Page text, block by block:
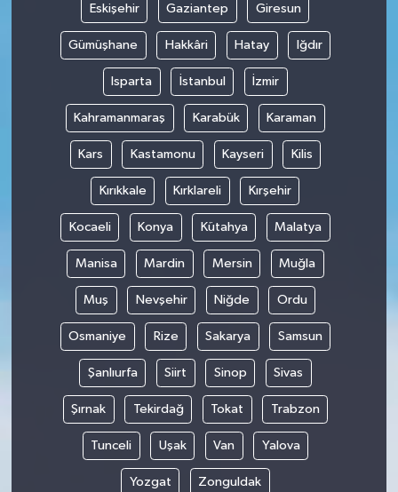
Eskişehir Gaziantep Giresun
Gümüşhane Hakkâri Hatay Iğdır
Isparta İstanbul İzmir
Kahramanmaraş Karabük Karaman
Kars Kastamonu Kayseri Kilis
Kırıkkale Kırklareli Kırşehir
Kocaeli Konya Kütahya Malatya
Manisa Mardin Mersin Muğla
Muş Nevşehir Niğde Ordu
Osmaniye Rize Sakarya Samsun
Şanlıurfa Siirt Sinop Sivas
Şırnak Tekirdağ Tokat Trabzon
Tunceli Uşak Van Yalova
Yozgat Zonguldak